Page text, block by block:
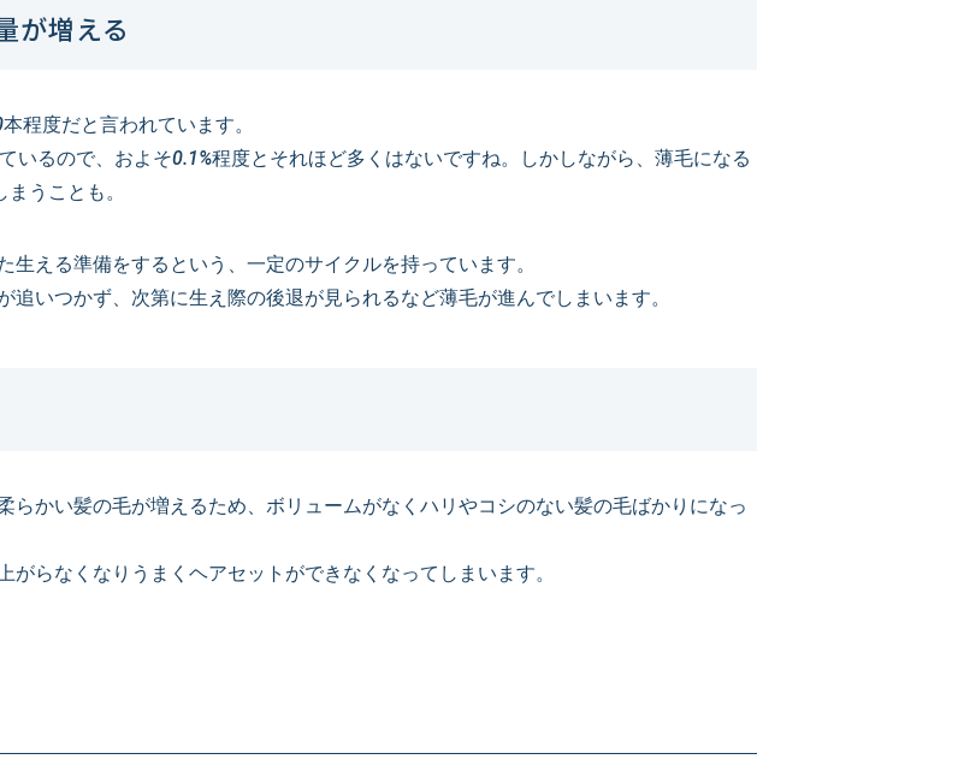
が増える
程度だと言われています。
いるので、およそ0.1%程度とそれほど多くはないですね。しかしながら、薄毛になる
うことも。
える準備をするという、一定のサイクルを持っています。
いつかず、次第に生え際の後退が見られるなど薄毛が進んでしまいます。
かい髪の毛が増えるため、ボリュームがなくハリやコシのない髪の毛ばかりになっ
らなくなりうまくヘアセットができなくなってしまいます。